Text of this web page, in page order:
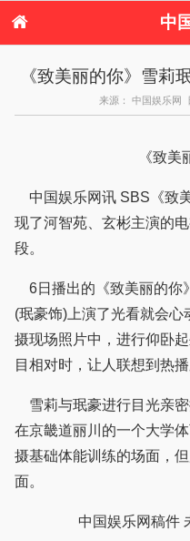
中
港台娱乐
日本娱乐
音乐新闻
八卦
《致美丽的你》雪莉
来源： 中国娱乐网
《致美
中国娱乐网讯 SBS《致
现了河智苑、玄彬主演的
段。
6日播出的《致美丽的你
(珉豪饰)上演了光看就会
摄现场照片中，进行仰卧
目相对时，让人联想到热
雪莉与珉豪进行目光亲
在京畿道丽川的一个大学
摄基础体能训练的场面，
面。
中国娱乐网稿件